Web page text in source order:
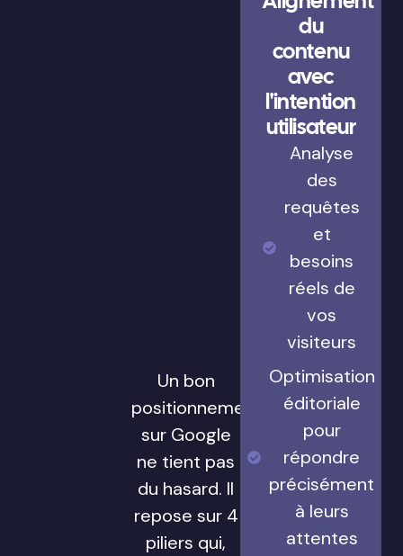
Un bon
positionnement
sur Google
ne tient pas
du hasard. Il
repose sur 4
piliers qui,
du
contenu
avec
l'intention
utilisateur
Analyse
des
requêtes
et
besoins
réels de
vos
visiteurs
Optimisation
éditoriale
pour
répondre
précisément
à leurs
attentes